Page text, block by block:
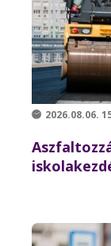
2026.08.06.